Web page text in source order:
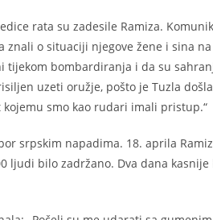
rata su zadesile Ramiza.
o situaciji njegove žene i sina
tijekom bombardiranja i da su
uzeti oružje, pošto je Tuzla
smo kao rudari imali pristup.“
srpskim napadima. 18. aprila
ljudi bilo zadržano. Dva dana